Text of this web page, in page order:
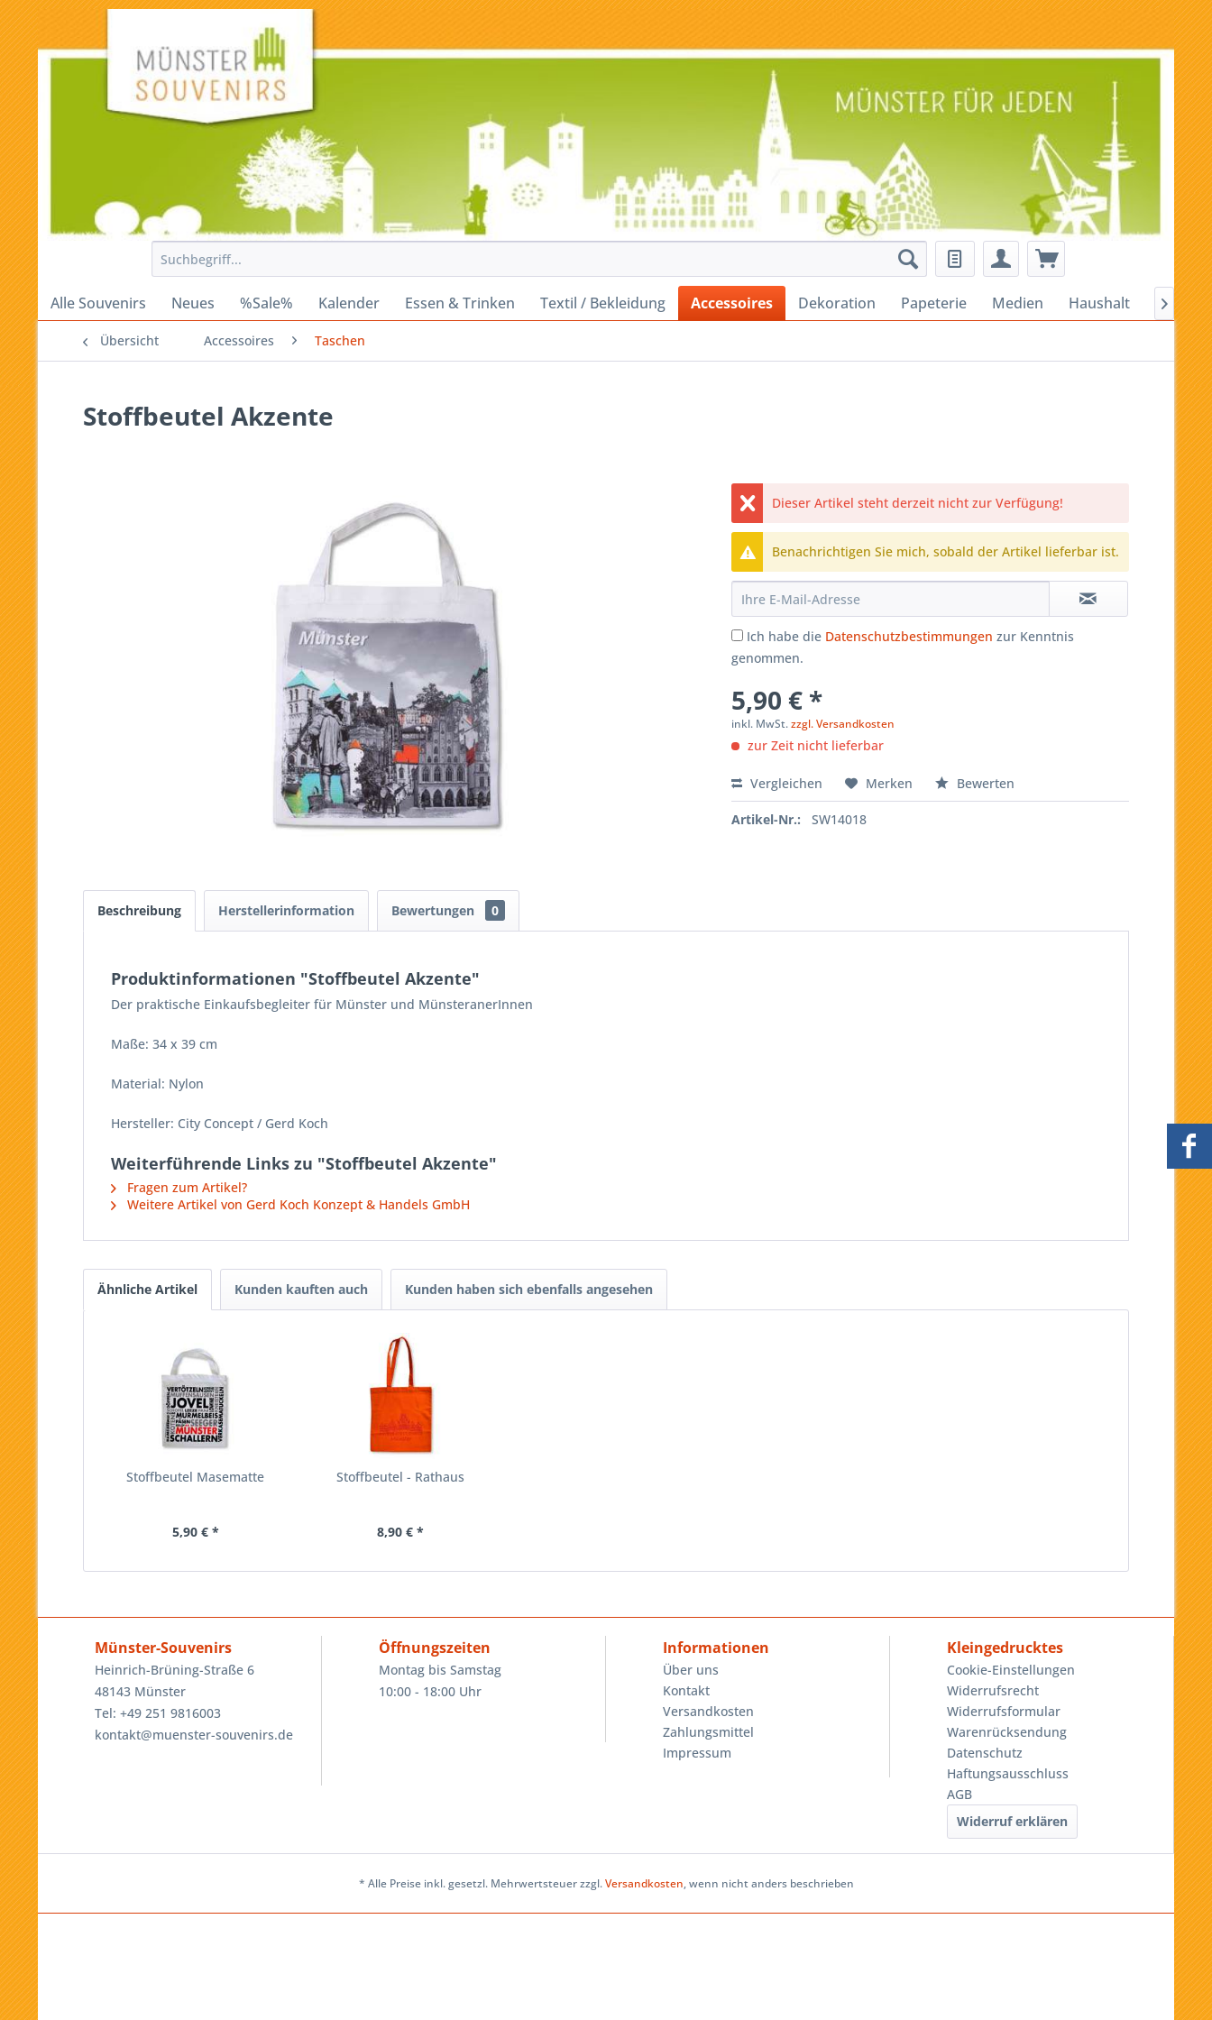
Alle Souvenirs Neues %Sale% Kalender Essen & Trinken Textil / Bekleidung Accessoires Dekoration Papeterie Medien Haushalt Alles für

Übersicht Accessoires Taschen
Stoffbeutel Akzente
Dieser Artikel steht derzeit nicht zur Verfügung!
Benachrichtigen Sie mich, sobald der Artikel lieferbar ist.
Ich habe die Datenschutzbestimmungen zur Kenntnis
genommen.
5,90 € *
inkl. MwSt.zzgl. Versandkosten
zur Zeit nicht lieferbar
Vergleichen Merken Bewerten
Artikel-Nr.: SW14018
Beschreibung Herstellerinformation Bewertungen 0
Produktinformationen "Stoffbeutel Akzente"
Der praktische Einkaufsbegleiter für Münster und MünsteranerInnen
Maße: 34 x 39 cm
Material: Nylon
Hersteller: City Concept / Gerd Koch
Weiterführende Links zu "Stoffbeutel Akzente"
Fragen zum Artikel?
Weitere Artikel von Gerd Koch Konzept & Handels GmbH
Ähnliche Artikel Kunden kauften auch Kunden haben sich ebenfalls angesehen
Stoffbeutel Masematte
5,90 € *
Stoffbeutel - Rathaus
8,90 € *
Münster-Souvenirs
Heinrich-Brüning-Straße 6
48143 Münster
Tel: +49 251 9816003
kontakt@muenster-souvenirs.de
Öffnungszeiten
Montag bis Samstag
10:00 - 18:00 Uhr
Informationen
Über uns
Kontakt
Versandkosten
Zahlungsmittel
Impressum
Kleingedrucktes
Cookie-Einstellungen
Widerrufsrecht
Widerrufsformular
Warenrücksendung
Datenschutz
Haftungsausschluss
AGB
Widerruf erklären
* Alle Preise inkl. gesetzl. Mehrwertsteuer zzgl.Versandkosten, wenn nicht anders beschrieben